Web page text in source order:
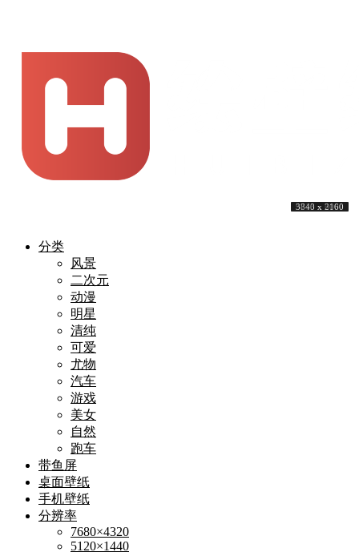
分类
风景
二次元
动漫
明星
清纯
可爱
尤物
汽车
游戏
美女
自然
跑车
带鱼屏
桌面壁纸
手机壁纸
分辨率
7680×4320
5120×1440
3861 x 2894
3840 x 2160
4093 x 2894
5978 x 3314
3840 x 2160
3840 x 2160
5253 x 3000
3840 x 2160
9743 x 6000
3840 x 2160